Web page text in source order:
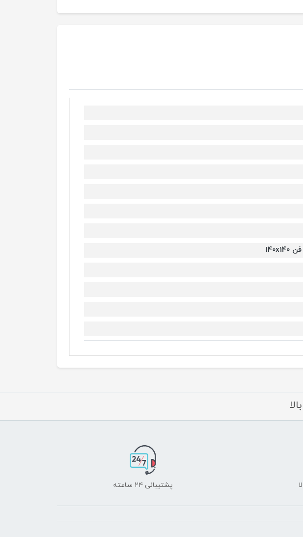
پشتیبانی ۲۴ ساعته